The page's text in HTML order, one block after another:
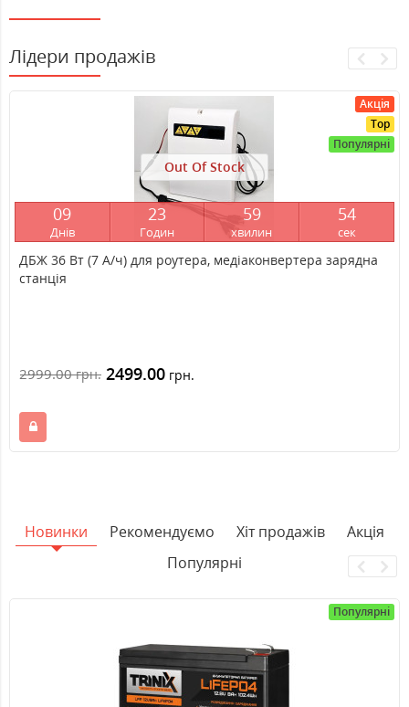
Лідери продажів
Акція
Top
Популярні
Out Of Stock
09
Днів
23
Годин
59
хвилин
54
сек
ДБЖ 36 Вт (7 А/ч) для роутера, медіаконвертера зарядна
станція
2999.00грн. 2499.00 грн.
Новинки Рекомендуємо Хіт продажів
Акція
Популярні
Популярні